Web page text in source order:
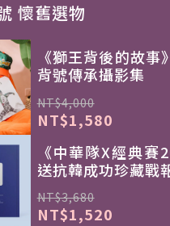
懷舊選物
《獅王背後的故事
背號傳承攝影集
NT$4,000
NT$1,580
《中華隊X經典賽
送抗韓成功珍藏戰
NT$3,680
NT$1,520